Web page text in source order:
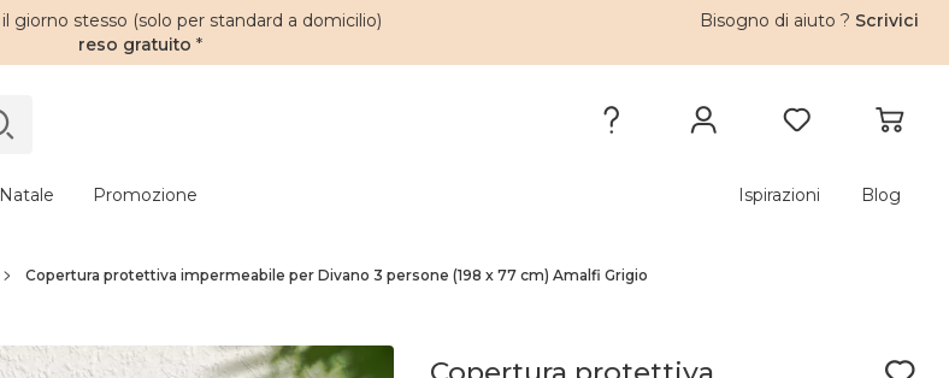
il giorno stesso (solo per standard a domicilio)
reso gratuito *
Bisogno di aiuto ? Scrivici
Natale Promozione Ispirazioni Blog
Copertura protettiva impermeabile per Divano 3 persone (198 x 77 cm) Amalfi Grigio